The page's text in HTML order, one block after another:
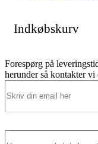
Indkøbskurv
Forespørg på
herunder så kontakter